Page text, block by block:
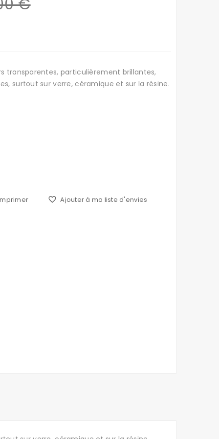
€
transparentes, particulièrement brillantes,
surtout sur verre, céramique et sur la résine.
favorite_border Ajouter à ma liste d'envies